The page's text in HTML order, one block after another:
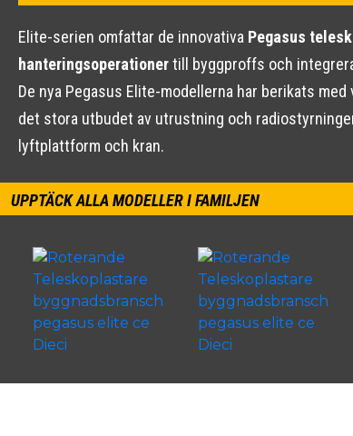
Elite-serien omfattar de innovativa Pegasus
hanteringsoperationertill byggproffs och
De nya Pegasus Elite-modellerna har berikats
det stora utbudet av utrustning och
lyftplattform och kran.
UPPTÄCK ALLA MODELLER I FAMILJEN